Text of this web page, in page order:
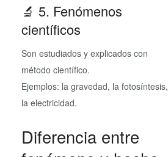
🔬 5. Fenómenos
científicos
Son estudiados y explicados con
método científico.
Ejemplos: la gravedad, la fotosíntesis,
la electricidad.
Diferencia entre